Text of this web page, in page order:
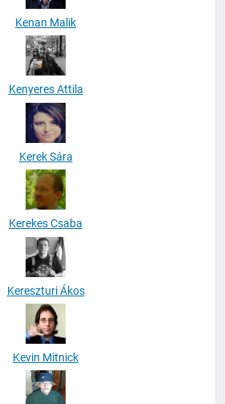
Kenan Malik
Kenyeres Attila
Kerek Sára
Kerekes Csaba
Kereszturi Ákos
Kevin Mitnick